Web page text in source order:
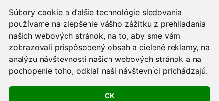
Súbory cookie a ďalšie technológie sledovania
používame na zlepšenie vášho zážitku z prehliadania
našich webových stránok, na to, aby sme vám
zobrazovali prispôsobený obsah a cielené reklamy, na
analýzu návštevnosti našich webových stránok a na
pochopenie toho, odkiaľ naši návštevníci prichádzajú.
OK
webdesign:Tomáš LevčíkpreRSbros.
Informačná povinnosť -Ochrana osobných údajov v podmienkach
prevádzkovateľa.
Používame cookies -nastavenie cookies.
Skopírovaním textu alebo časti textu z akejkoľvek stránky tohto
webu a jeho umiestnením na iný web porušíte práva MUDr.
Romana Sokola, MPH ako aj práva ďalších osôb zúčastnených na